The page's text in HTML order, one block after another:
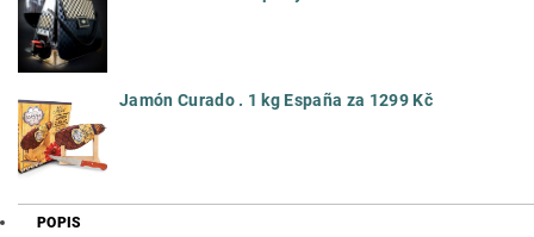
Jamón Curado . 1 kg España za 1299 Kč
POPIS